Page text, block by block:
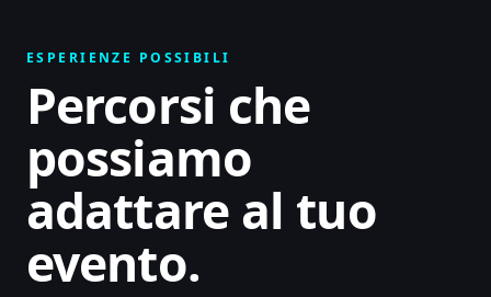
ESPERIENZE POSSIBILI
Percorsi che
possiamo
adattare al tuo
evento.